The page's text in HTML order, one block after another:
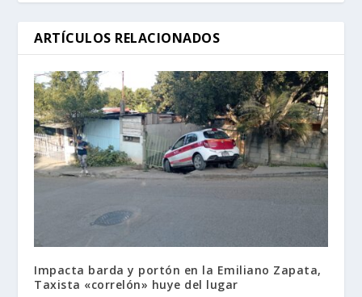
ARTÍCULOS RELACIONADOS
Impacta barda y portón en la Emiliano Zapata,
Taxista «correlón» huye del lugar